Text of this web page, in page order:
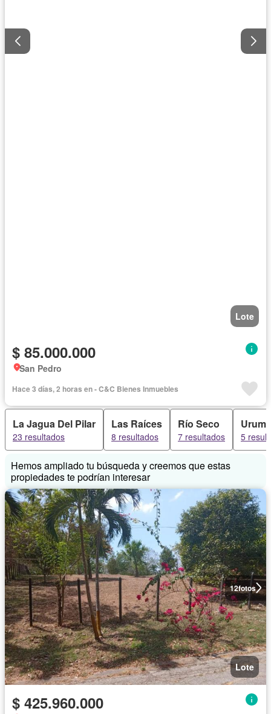
Lote
$ 85.000.000
San Pedro
Hace 3 días, 2 horas en - C&C Bienes Inmuebles
La Jagua Del Pilar
23 resultados
Las Raíces
8 resultados
Río Seco
7 resultados 5
Hemos ampliado tu búsqueda y creemos que estas
propiedades te podrían interesar
12fotos
Lote
$ 425.960.000